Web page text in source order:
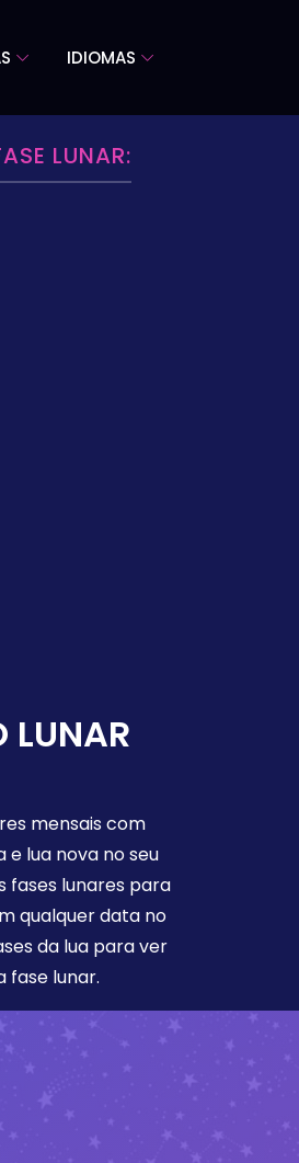
IDIOMAS
LUNAR:
LUNAR
mensais com
e lua nova no seu
fases lunares para
qualquer data no
da lua para ver
fase lunar.